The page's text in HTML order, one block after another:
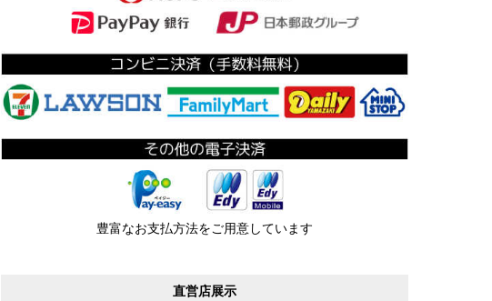
豊富なお支払方法をご用意しています
直営店展示